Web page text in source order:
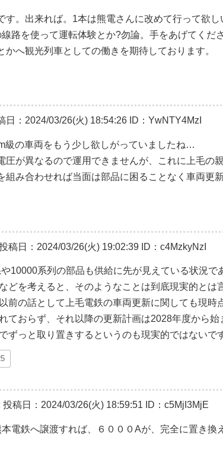
す。出来れば。1本は熊電さんに改めて行って欲
路を使って運転体験とか?勿論。手をあげてくだ
かへ観光列車としての働きを期待しております。
日：2024/03/26(火) 18:54:26 ID：YwNTY4MzI
級の車両をもう少し欲しがっていましたね…
圧が異なるので運用できませんが、これに上毛の
組み合わせれば当面は部品に困ることなく車両更
稿日：2024/03/26(火) 19:02:39 ID：c4MzkyNzI
10000系列の部品も供給に先が見えている状況で
どを考えると、そのようなことは到底現実的とは
前の話として上毛電鉄の車両更新に関しても現
ておらず、それ以降の更新計画は2028年度から
ずっと取り置きするというのも現実的ではないで
投稿日：2024/03/26(火) 18:59:51 ID：c5MjI3MjE
電鉄へ譲渡すれば、６０００Aが、完全に置き換